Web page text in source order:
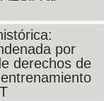
por
derechos de